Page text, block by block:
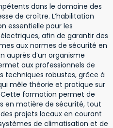
dans le domaine des
de croître. L’habilitation
essentielle pour les
afin de garantir des
aux normes de sécurité en
auprès d’un organisme
aux professionnels de
techniques robustes, grâce à
mêle théorie et pratique sur
formation permet de
en matière de sécurité, tout
projets locaux en courant
de climatisation et de